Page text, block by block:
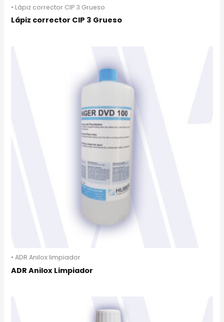
• Lápiz corrector CIP 3 Grueso
Lápiz corrector CIP 3 Grueso
• ADR Anilox limpiador
ADR Anilox Limpiador